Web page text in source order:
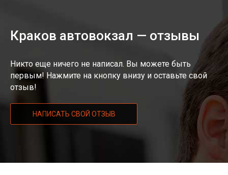
Краков автовокзал — отзывы
Никто еще ничего не написал. Вы можете быть
первым! Нажмите на кнопку внизу и оставьте свой
отзыв!
НАПИСАТЬ СВОЙ ОТЗЫВ